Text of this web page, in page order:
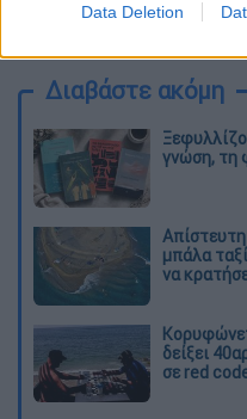
Data Deletion
Διαβάστε ακόμη
γνώση, τη
μπάλα
να
δείξει
σε red